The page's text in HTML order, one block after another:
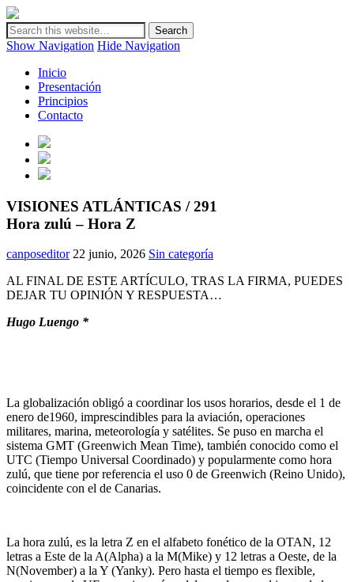
Plataforma de análisis, reflexión y debate en torno a la realidad y
futuro de Canarias
Show Navigation Hide Navigation
Inicio
Presentación
Principios
Contacto
VISIONES ATLÁNTICAS / 291
Hora zulú – Hora Z
canposeditor 22 junio, 2026 Sin categoría
AL FINAL DE ESTE ARTÍCULO, TRAS LA FIRMA, PUEDES
DEJAR TU OPINIÓN Y RESPUESTA…
Hugo Luengo *
La globalización obligó a coordinar los usos horarios, desde el 1 de
enero de1960, imprescindibles para la aviación, operaciones
militares, marina, meteorología y satélites. Se puso en marcha el
sistema GMT (Greenwich Mean Time), también conocido como el
UTC (Tiempo Universal Coordinado) y popularmente como hora
zulú, que tiene por referencia el uso 0 de Greenwich (Reino Unido),
coincidente con el de Canarias.
La hora zulú, es la letra Z en el alfabeto fonético de la OTAN, 12
letras a Este de la A(Alpha) a la M(Mike) y 12 letras a Oeste, de la
N(November) a la Y (Yanky). Pero hasta el tiempo es flexible,